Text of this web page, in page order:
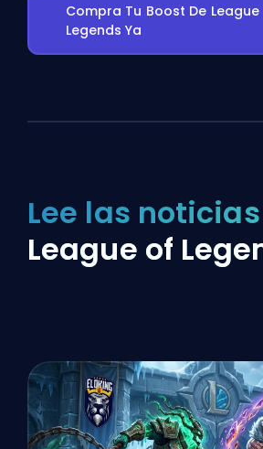
Compra Tu Boost De League
Legends Ya
Lee las
League of